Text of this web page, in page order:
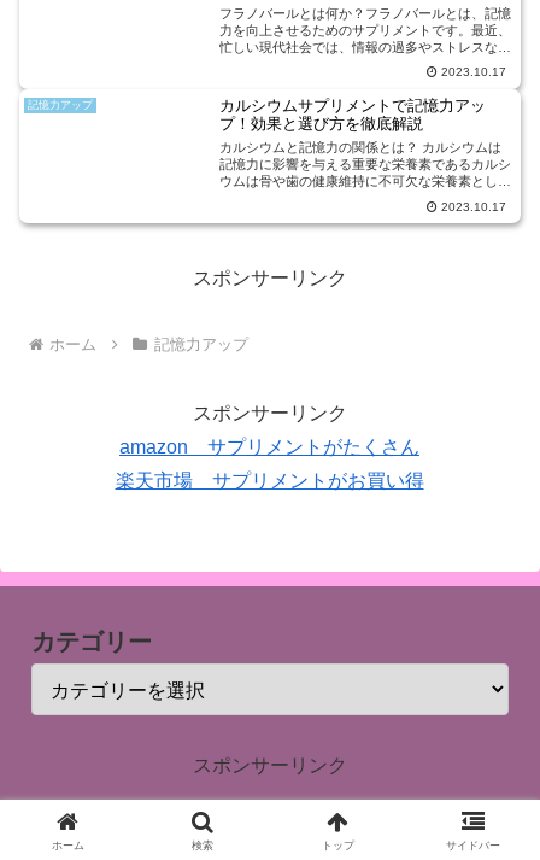
フラノバールとは何か？フラノバールとは、記憶
力を向上させるためのサプリメントです。最近、
忙しい現代社会では、情報の過多やストレスなど
が原因で記憶力が低下することが多くなっていま
す。そこで、フラノバールはそのような問題を解
決するために開発され...
2023.10.17
記憶力アップ
カルシウムサプリメントで記憶力アッ
プ！効果と選び方を徹底解説
カルシウムと記憶力の関係とは？ カルシウムは
記憶力に影響を与える重要な栄養素であるカルシ
ウムは骨や歯の健康維持に不可欠な栄養素として
記憶力にも重要な役割を果たしていることがわか
ってきました。脳内の...
2023.10.17
スポンサーリンク
ホーム 記憶力アップ
スポンサーリンク
amazon サプリメントがたくさん
楽天市場 サプリメントがお買い得
カテゴリー
スポンサーリンク
ホーム 検索 トップ サイドバー